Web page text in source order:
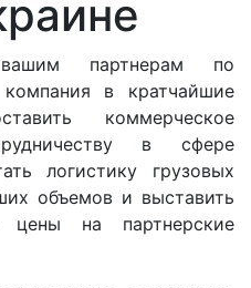
партнерам по
в кратчайшие
коммерческое
в сфере
логистику грузовых
объемов и выставить
цены на партнерские